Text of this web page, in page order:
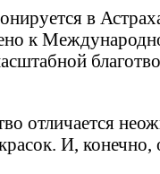
в
к
отличается
И,